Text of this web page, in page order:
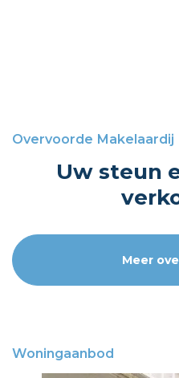
Overvoorde Makelaardij
Uw steun
Meer
Woningaanbod